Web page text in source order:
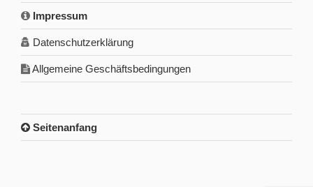
Impressum
Datenschutzerklärung
Allgemeine Geschäftsbedingungen
Seitenanfang